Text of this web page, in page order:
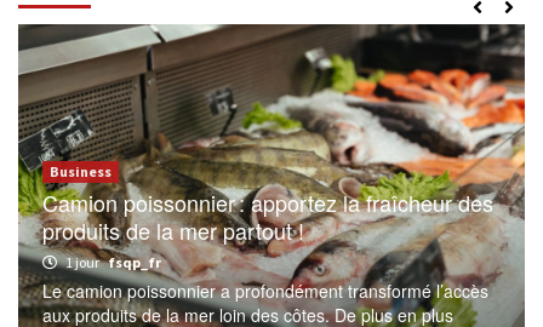
Business
Camion poissonnier : apportez la fraîcheur des
produits de la mer partout !
1 jour fsqp_fr
Le camion poissonnier a profondément transformé l’accès
aux produits de la mer loin des côtes. De plus en plus